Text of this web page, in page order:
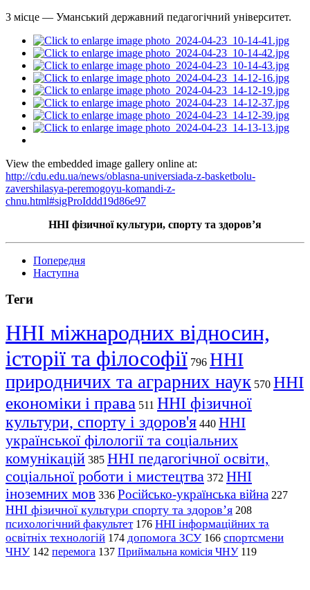
3 місце — Уманський державний педагогічний університет.
View the embedded image gallery online at:
http://cdu.edu.ua/news/oblasna-universiada-z-basketbolu-
zavershilasya-peremogoyu-komandi-z-
chnu.html#sigProIddd19d86e97
ННІ фізичної культури, спорту та здоров’я
Попередня
Наступна
Теги
ННІ міжнародних відносин,
історії та філософії 796 ННІ
природничих та аграрних наук 570 ННІ
економіки і права 511 ННІ фізичної
культури, спорту і здоров'я 440 ННІ
української філології та соціальних
комунікацій 385 ННІ педагогічної освіти,
соціальної роботи і мистецтва 372 ННІ
іноземних мов 336 Російсько-українська війна 227
ННІ фізичної культури спорту та здоров’я 208
психологічний факультет 176 ННІ інформаційних та
освітніх технологій 174 допомога ЗСУ 166 спортсмени
ЧНУ 142 перемога 137 Приймальна комісія ЧНУ 119